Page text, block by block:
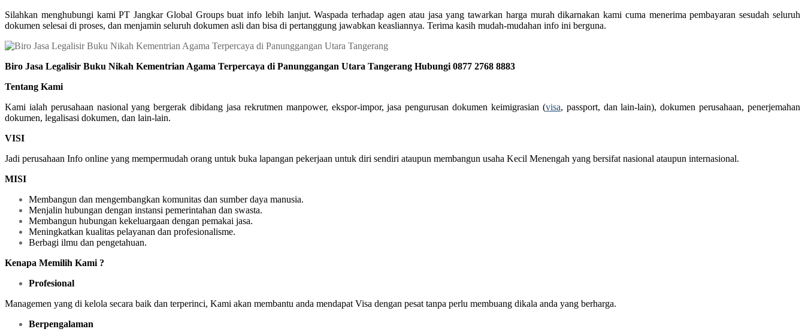
Silahkan menghubungi kami PT Jangkar Global Groups buat info lebih lanjut. Waspada terhadap agen atau jasa yang tawarkan harga murah dikarnakan kami cuma menerima pembayaran sesudah seluruh
dokumen selesai di proses, dan menjamin seluruh dokumen asli dan bisa di pertanggung jawabkan keasliannya. Terima kasih mudah-mudahan info ini berguna.
Biro Jasa Legalisir Buku Nikah Kementrian Agama Terpercaya di Panunggangan Utara Tangerang Hubungi 0877 2768 8883
Tentang Kami
Kami ialah perusahaan nasional yang bergerak dibidang jasa rekrutmen manpower, ekspor-impor, jasa pengurusan dokumen keimigrasian (visa, passport, dan lain-lain), dokumen perusahaan, penerjemahan
dokumen, legalisasi dokumen, dan lain-lain.
VISI
Jadi perusahaan Info online yang mempermudah orang untuk buka lapangan pekerjaan untuk diri sendiri ataupun membangun usaha Kecil Menengah yang bersifat nasional ataupun internasional.
MISI
Membangun dan mengembangkan komunitas dan sumber daya manusia.
Menjalin hubungan dengan instansi pemerintahan dan swasta.
Membangun hubungan kekeluargaan dengan pemakai jasa.
Meningkatkan kualitas pelayanan dan profesionalisme.
Berbagi ilmu dan pengetahuan.
Kenapa Memilih Kami ?
Profesional
Managemen yang di kelola secara baik dan terperinci, Kami akan membantu anda mendapat Visa dengan pesat tanpa perlu membuang dikala anda yang berharga.
Berpengalaman